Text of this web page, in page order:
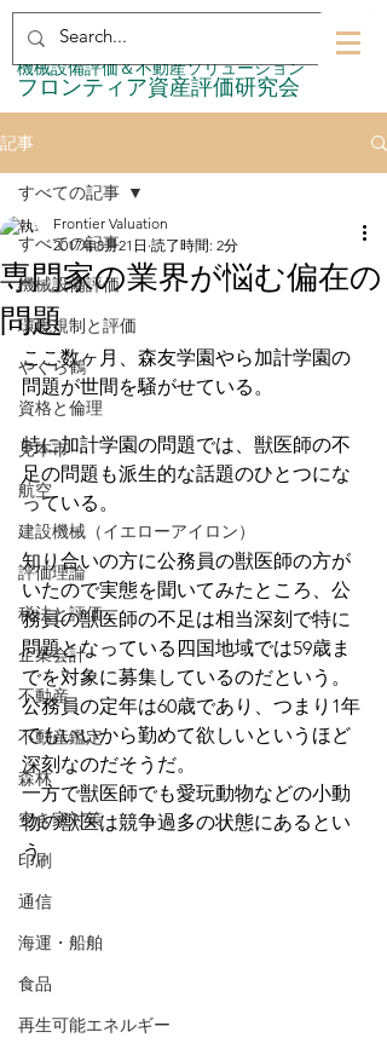
​フロンティア資産評価研究会
​機械設備評価＆不動産ソリューション
記事
すべての記事
機械設備評価
環境規制と評価
やぐら鶴
資格と倫理
見本市
航空
建設機械（イエローアイロン）
評価理論
税法と評価
企業会計
不動産
不動産鑑定
森林
空き家対策
印刷
通信
海運・船舶
食品
再生可能エネルギー
すべての記事
専門家の業界が悩む偏在の
問題
Frontier Valuation
2017年8月21日 読了時間: 2分
ここ数ヶ月、森友学園やら加計学園の
問題が世間を騒がせている。
特に加計学園の問題では、獣医師の不
足の問題も派生的な話題のひとつにな
っている。
知り合いの方に公務員の獣医師の方が
いたので実態を聞いてみたところ、公
務員の獣医師の不足は相当深刻で特に
問題となっている四国地域では59歳ま
でを対象に募集しているのだという。
公務員の定年は60歳であり、つまり1年
でもいいから勤めて欲しいというほど
深刻なのだそうだ。
一方で獣医師でも愛玩動物などの小動
物の獣医は競争過多の状態にあるとい
う。